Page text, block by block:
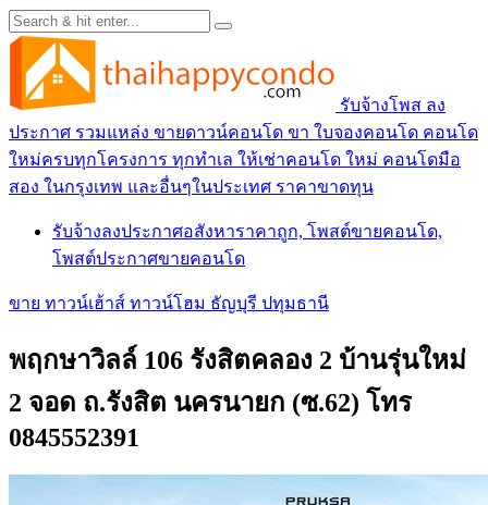
รับจ้างโพส ลง
ประกาศ รวมแหล่ง ขายดาวน์คอนโด ขา ใบจองคอนโด คอนโด
ใหม่ครบทุกโครงการ ทุกทำเล ให้เช่าคอนโด ใหม่ คอนโดมือ
สอง ในกรุงเทพ และอื่นๆในประเทศ ราคาขาดทุน
รับจ้างลงประกาศอสังหาราคาถูก, โพสต์ขายคอนโด,
โพสต์ประกาศขายคอนโด
ขาย ทาวน์เฮ้าส์ ทาวน์โฮม ธัญบุรี ปทุมธานี
พฤกษาวิลล์ 106 รังสิตคลอง 2 บ้านรุ่นใหม่
2 จอด ถ.รังสิต นครนายก (ซ.62) โทร
0845552391